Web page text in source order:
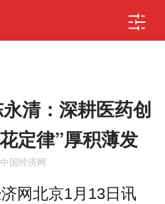
清：深耕医药创
定律”厚积薄发
国经济网
网北京1月13日讯